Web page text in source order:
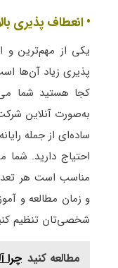
• انعطاف پذیری
یکی از مهم‌ترین و
پذیری زیاد آن‌ها
کجا هستید شما
به‌صورت آنلاین
ساده‌ای از جمله
احتیاج دارید. شما
مناسب است هر
و زمان مطالعه و
شخصی‌تان تنظیم
مطالعه کنید چرا